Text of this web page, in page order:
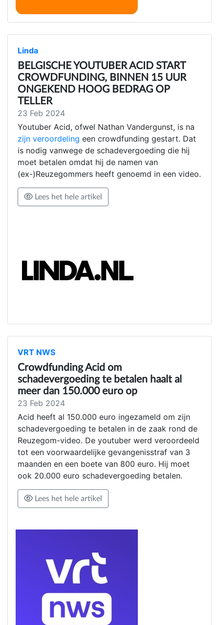
Linda
BELGISCHE YOUTUBER ACID START
CROWDFUNDING, BINNEN 15 UUR
ONGEKEND HOOG BEDRAG OP
TELLER
23 Feb 2024
Youtuber Acid, ofwel Nathan Vandergunst, is na
zijn veroordeling een crowdfunding gestart. Dat
is nodig vanwege de schadevergoeding die hij
moet betalen omdat hij de namen van
(ex-)Reuzegommers heeft genoemd in een video.
Lees het hele artikel
VRT NWS
Crowdfunding Acid om
schadevergoeding te betalen haalt al
meer dan 150.000 euro op
23 Feb 2024
Acid heeft al 150.000 euro ingezameld om zijn
schadevergoeding te betalen in de zaak rond de
Reuzegom-video. De youtuber werd veroordeeld
tot een voorwaardelijke gevangenisstraf van 3
maanden en een boete van 800 euro. Hij moet
ook 20.000 euro schadevergoeding betalen.
Lees het hele artikel